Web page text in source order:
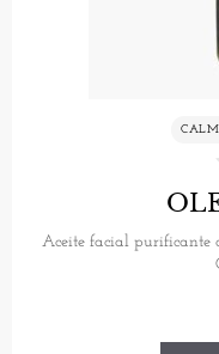
Aceite facial purificante